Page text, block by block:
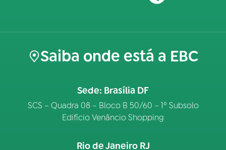
Saiba onde está a EBC
Sede: Brasília DF
SCS – Quadra 08 – Bloco B 50/60 – 1º Subsolo
Edifício Venâncio Shopping
Rio de Janeiro RJ